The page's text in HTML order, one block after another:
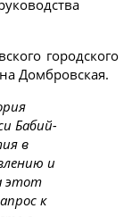
городского
Домбровская.
Бабий-
в
и
этот
к